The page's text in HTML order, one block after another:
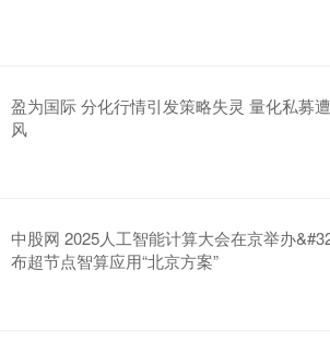
盈为国际 分化行情引发策略失灵 量化私募
风
中股网 2025人工智能计算大会在京举办
布超节点智算应用“北京方案”